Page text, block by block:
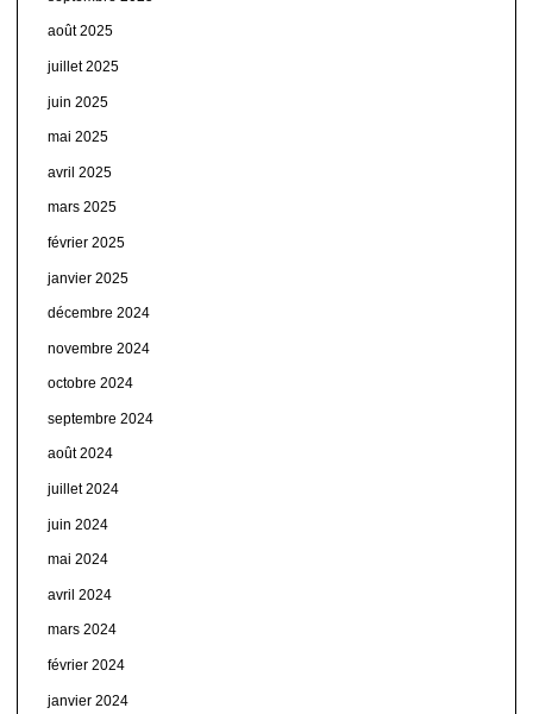
août 2025
juillet 2025
juin 2025
mai 2025
avril 2025
mars 2025
février 2025
janvier 2025
décembre 2024
novembre 2024
octobre 2024
septembre 2024
août 2024
juillet 2024
juin 2024
mai 2024
avril 2024
mars 2024
février 2024
janvier 2024